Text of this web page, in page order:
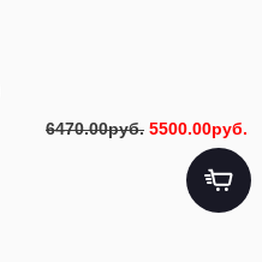
6470.00руб. 5500.00руб.